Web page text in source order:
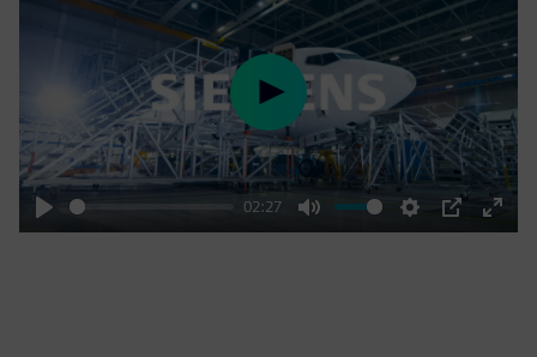
Play
02:27
Mute Settings
PIP
Enter
Play